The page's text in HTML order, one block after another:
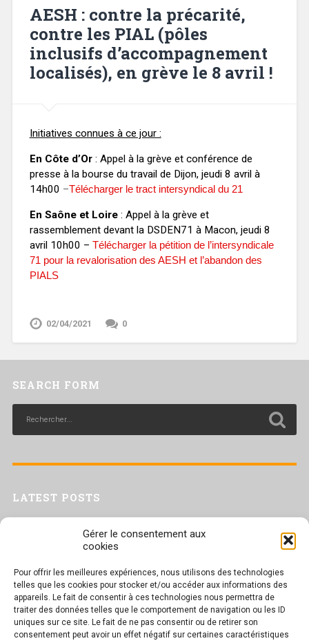
Gérer le consentement aux
cookies
Pour offrir les meilleures expériences, nous utilisons des technologies
telles que les cookies pour stocker et/ou accéder aux informations des
appareils. Le fait de consentir à ces technologies nous permettra de
traiter des données telles que le comportement de navigation ou les ID
uniques sur ce site. Le fait de ne pas consentir ou de retirer son
consentement peut avoir un effet négatif sur certaines caractéristiques
AESH : contre la précarité,
contre les PIAL (pôles
inclusifs d’accompagnement
localisés), en grève le 8 avril !
Initiatives connues à ce jour :
En Côte d’Or: Appel à la grève et conférence de
presse à la bourse du travail de Dijon, jeudi 8 avril à
14h00 –Télécharger le tract intersyndical du 21
En Saône et Loire: Appel à la grève et
rassemblement devant la DSDEN71 à Macon, jeudi 8
avril 10h00 – Télécharger la pétition de l’intersyndicale
71 pour la revalorisation des AESH et l’abandon des
PIALS
02/04/2021 0
SEARCH FORM
LATEST POSTS
Trac confédéral sur les situations de travail par forte chaleur
Séance plénière du CESER du 23 juin 2026
Tract UD 25 — Une nouvelle attaque contre nos droits : les arrêts
maladie